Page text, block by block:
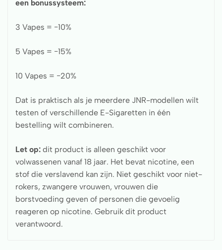
een bonussysteem:
3 Vapes = −10%
5 Vapes = −15%
10 Vapes = −20%
Dat is praktisch als je meerdere JNR-modellen wilt
testen of verschillende E-Sigaretten in één
bestelling wilt combineren.
Let op: dit product is alleen geschikt voor
volwassenen vanaf 18 jaar. Het bevat nicotine, een
stof die verslavend kan zijn. Niet geschikt voor niet-
rokers, zwangere vrouwen, vrouwen die
borstvoeding geven of personen die gevoelig
reageren op nicotine. Gebruik dit product
verantwoord.